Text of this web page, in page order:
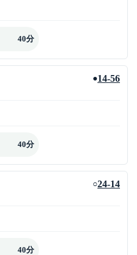
40分
●14-56
40分
○24-14
40分